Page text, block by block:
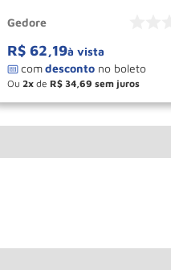
Gedore
R$ 62,19à vista
Ou 2 de R$ 34 69
＋
－